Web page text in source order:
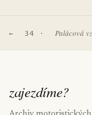
← 34 · Palácová
zajezdíme?